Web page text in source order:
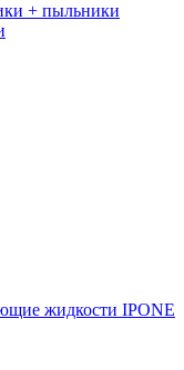
+ пыльники
жидкости IPONE